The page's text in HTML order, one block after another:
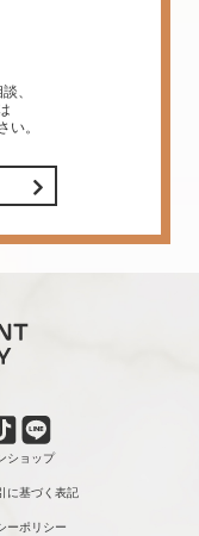
、
い。
ショップ
に基づく表記
ーポリシー